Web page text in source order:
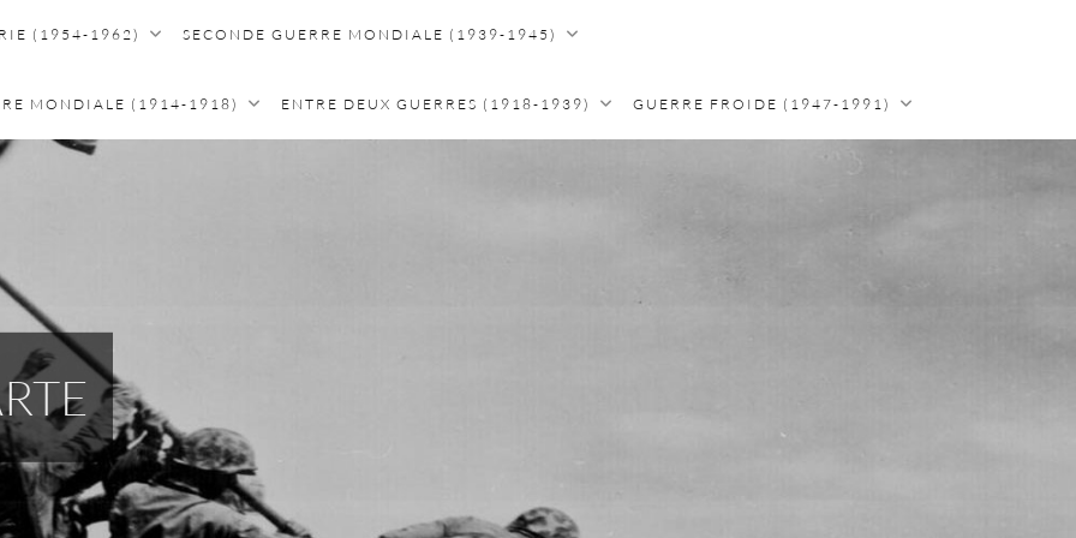
(1954-1962) SECONDE GUERRE MONDIALE (1939-1945)
MONDIALE (1914-1918) ENTRE DEUX GUERRES (1918-1939) GUERRE FROIDE (1947-1991)